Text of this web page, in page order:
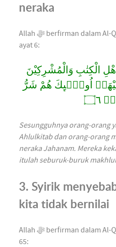
neraka
Allah ﷻ berfirman dalam Al-Qur’an Surat Al-bayyinah
ayat 6:
الْكِتٰبِ وَالْمُشْرِكِيْنَ
فِيْهَاۗ اُولٰۤىِٕكَ هُمْ شَرُّ
۝٦
Sesungguhnya orang-orang
Ahlulkitab dan orang-orang
neraka Jahanam. Mereka
itulah seburuk-buruk
3. Syirik
kita tidak bernilai
Allah ﷻ berfirman dalam Al-Qur’an Surat Az-Zumar Ayat
65: